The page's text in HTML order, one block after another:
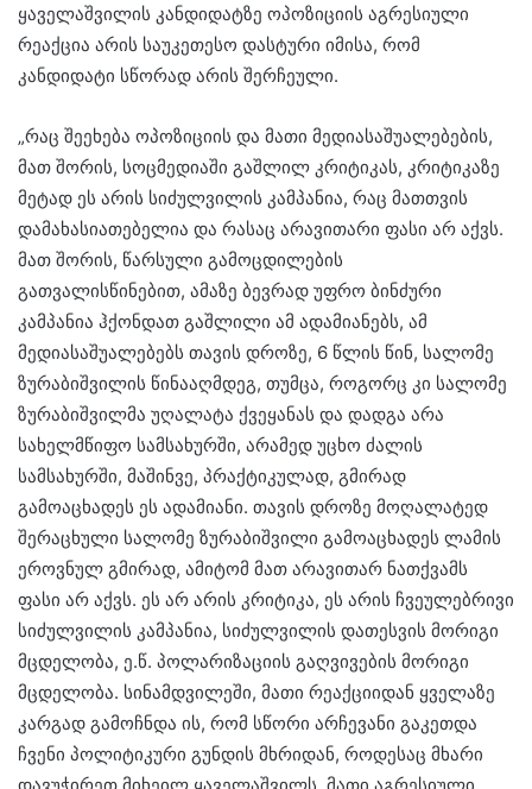
ყაველაშვილის კანდიდატზე ოპოზიციის აგრესიული
რეაქცია არის საუკეთესო დასტური იმისა, რომ
კანდიდატი სწორად არის შერჩეული.
„რაც შეეხება ოპოზიციის და მათი მედიასაშუალებების,
მათ შორის, სოცმედიაში გაშლილ კრიტიკას, კრიტიკაზე
მეტად ეს არის სიძულვილის კამპანია, რაც მათთვის
დამახასიათებელია და რასაც არავითარი ფასი არ აქვს.
მათ შორის, წარსული გამოცდილების
გათვალისწინებით, ამაზე ბევრად უფრო ბინძური
კამპანია ჰქონდათ გაშლილი ამ ადამიანებს, ამ
მედიასაშუალებებს თავის დროზე, 6 წლის წინ, სალომე
ზურაბიშვილის წინააღმდეგ, თუმცა, როგორც კი სალომე
ზურაბიშვილმა უღალატა ქვეყანას და დადგა არა
სახელმწიფო სამსახურში, არამედ უცხო ძალის
სამსახურში, მაშინვე, პრაქტიკულად, გმირად
გამოაცხადეს ეს ადამიანი. თავის დროზე მოღალატედ
შერაცხული სალომე ზურაბიშვილი გამოაცხადეს ლამის
ეროვნულ გმირად, ამიტომ მათ არავითარ ნათქვამს
ფასი არ აქვს. ეს არ არის კრიტიკა, ეს არის ჩვეულებრივი
სიძულვილის კამპანია, სიძულვილის დათესვის მორიგი
მცდელობა, ე.წ. პოლარიზაციის გაღვივების მორიგი
მცდელობა. სინამდვილეში, მათი რეაქციიდან ყველაზე
კარგად გამოჩნდა ის, რომ სწორი არჩევანი გაკეთდა
ჩვენი პოლიტიკური გუნდის მხრიდან, როდესაც მხარი
დავუჭირეთ მიხეილ ყაველაშვილს. მათი აგრესიული